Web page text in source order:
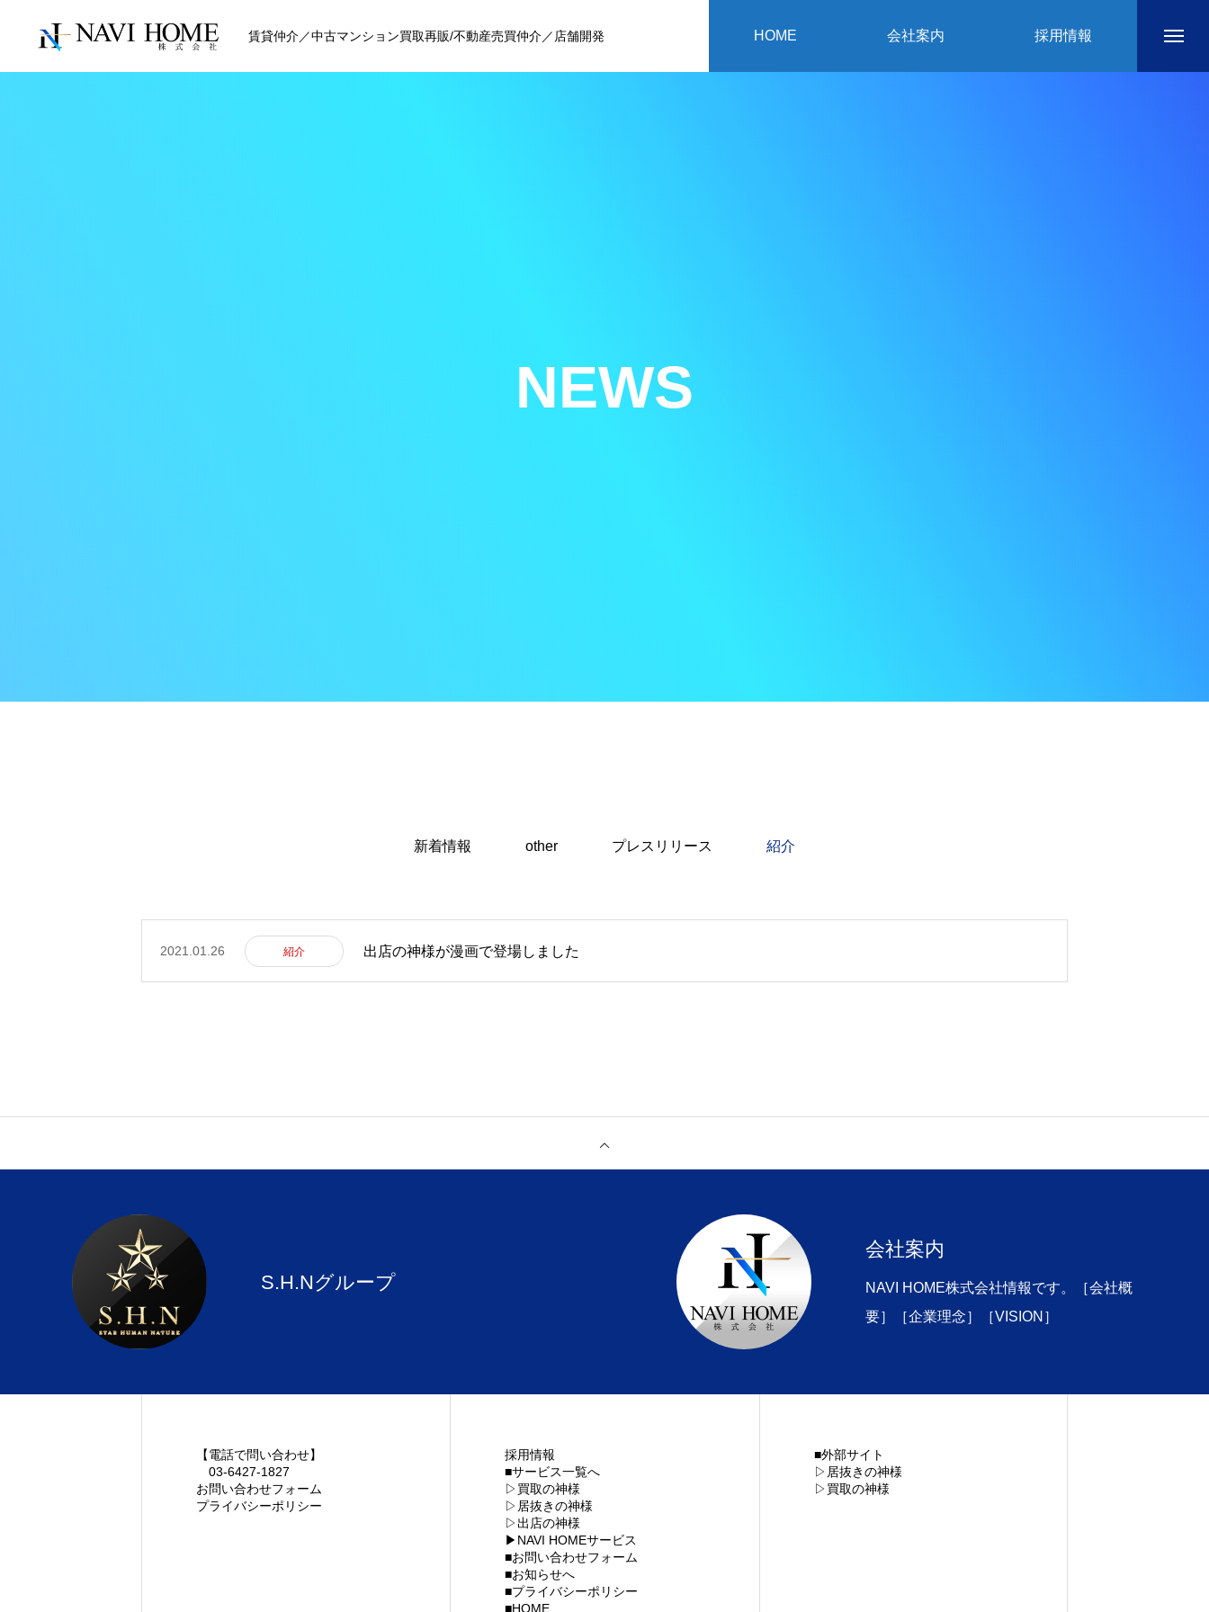
賃貸仲介／中古マンション買取再販/不動産売買仲介／店舗開発 HOME 会社案内 採用情報
サービス
お知らせ
【電話で問い合わせ】
プライバシーポリシー
NEWS
新着情報 other プレスリリース 紹介
2021.01.26 紹介 出店の神様が漫画で登場しました
S.H.Nグループ
会社案内
NAVI HOME株式会社情報です。［会社概
要］［企業理念］［VISION］
【電話で問い合わせ】
03-6427-1827
お問い合わせフォーム
プライバシーポリシー
採用情報
■サービス一覧へ
▷買取の神様
▷居抜きの神様
▷出店の神様
▶NAVI HOMEサービス
■お問い合わせフォーム
■お知らせへ
■プライバシーポリシー
■HOME
■外部サイト
▷居抜きの神様
▷買取の神様